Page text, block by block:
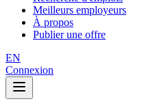
Meilleurs employeurs
À propos
Publier une offre
EN
Connexion